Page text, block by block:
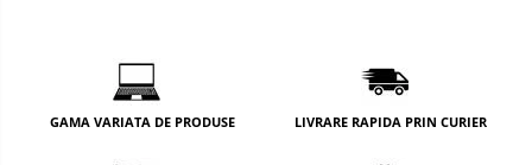
GAMA VARIATA DE PRODUSE LIVRARE RAPIDA PRIN CURIER